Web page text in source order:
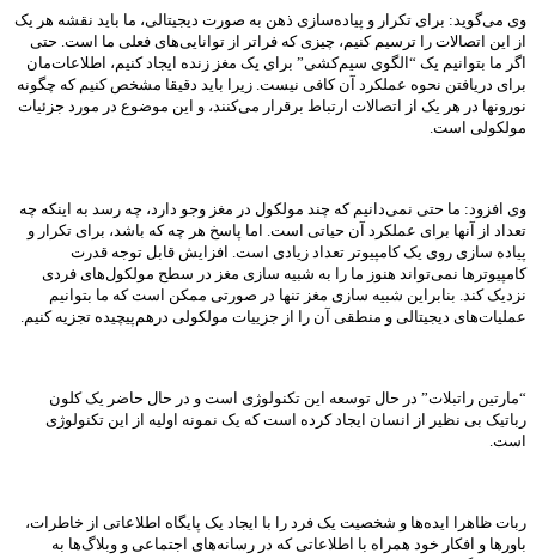
وی می‌گوید: برای تکرار و پیاده‌سازی ذهن به صورت دیجیتالی، ما باید نقشه هر یک
از این اتصالات را ترسیم کنیم، چیزی که فراتر از توانایی‌های فعلی ما است. حتی
اگر ما بتوانیم یک “الگوی سیم‌کشی” برای یک مغز زنده ایجاد کنیم، اطلاعات‌مان
برای دریافتن نحوه عملکرد آن کافی نیست. زیرا باید دقیقا مشخص کنیم که چگونه
نورونها در هر یک از اتصالات ارتباط برقرار می‌کنند، و این موضوع در مورد جزئیات
مولکولی است.
وی افزود: ما حتی نمی‌دانیم که چند مولکول در مغز وجو دارد، چه رسد به اینکه چه
تعداد از آنها برای عملکرد آن حیاتی است. اما پاسخ هر چه که باشد، برای تکرار و
پیاده سازی روی یک کامپیوتر تعداد زیادی است. افزایش قابل توجه قدرت
کامپیوترها نمی‌تواند هنوز ما را به شبیه سازی مغز در سطح مولکول‌های فردی
نزدیک کند. بنابراین شبیه سازی مغز تنها در صورتی ممکن است که ما بتوانیم
عملیات‌های دیجیتالی و منطقی آن را از جزییات مولکولی درهم‌پیچیده تجزیه کنیم.
“مارتین راتبلات” در حال توسعه این تکنولوژی است و در حال حاضر یک کلون
رباتیک بی نظیر از انسان ایجاد کرده است که یک نمونه اولیه از این تکنولوژی
است.
ربات ظاهرا ایده‌ها و شخصیت یک فرد را با ایجاد یک پایگاه اطلاعاتی از خاطرات،
باورها و افکار خود همراه با اطلاعاتی که در رسانه‌های اجتماعی و وبلاگ‌ها به